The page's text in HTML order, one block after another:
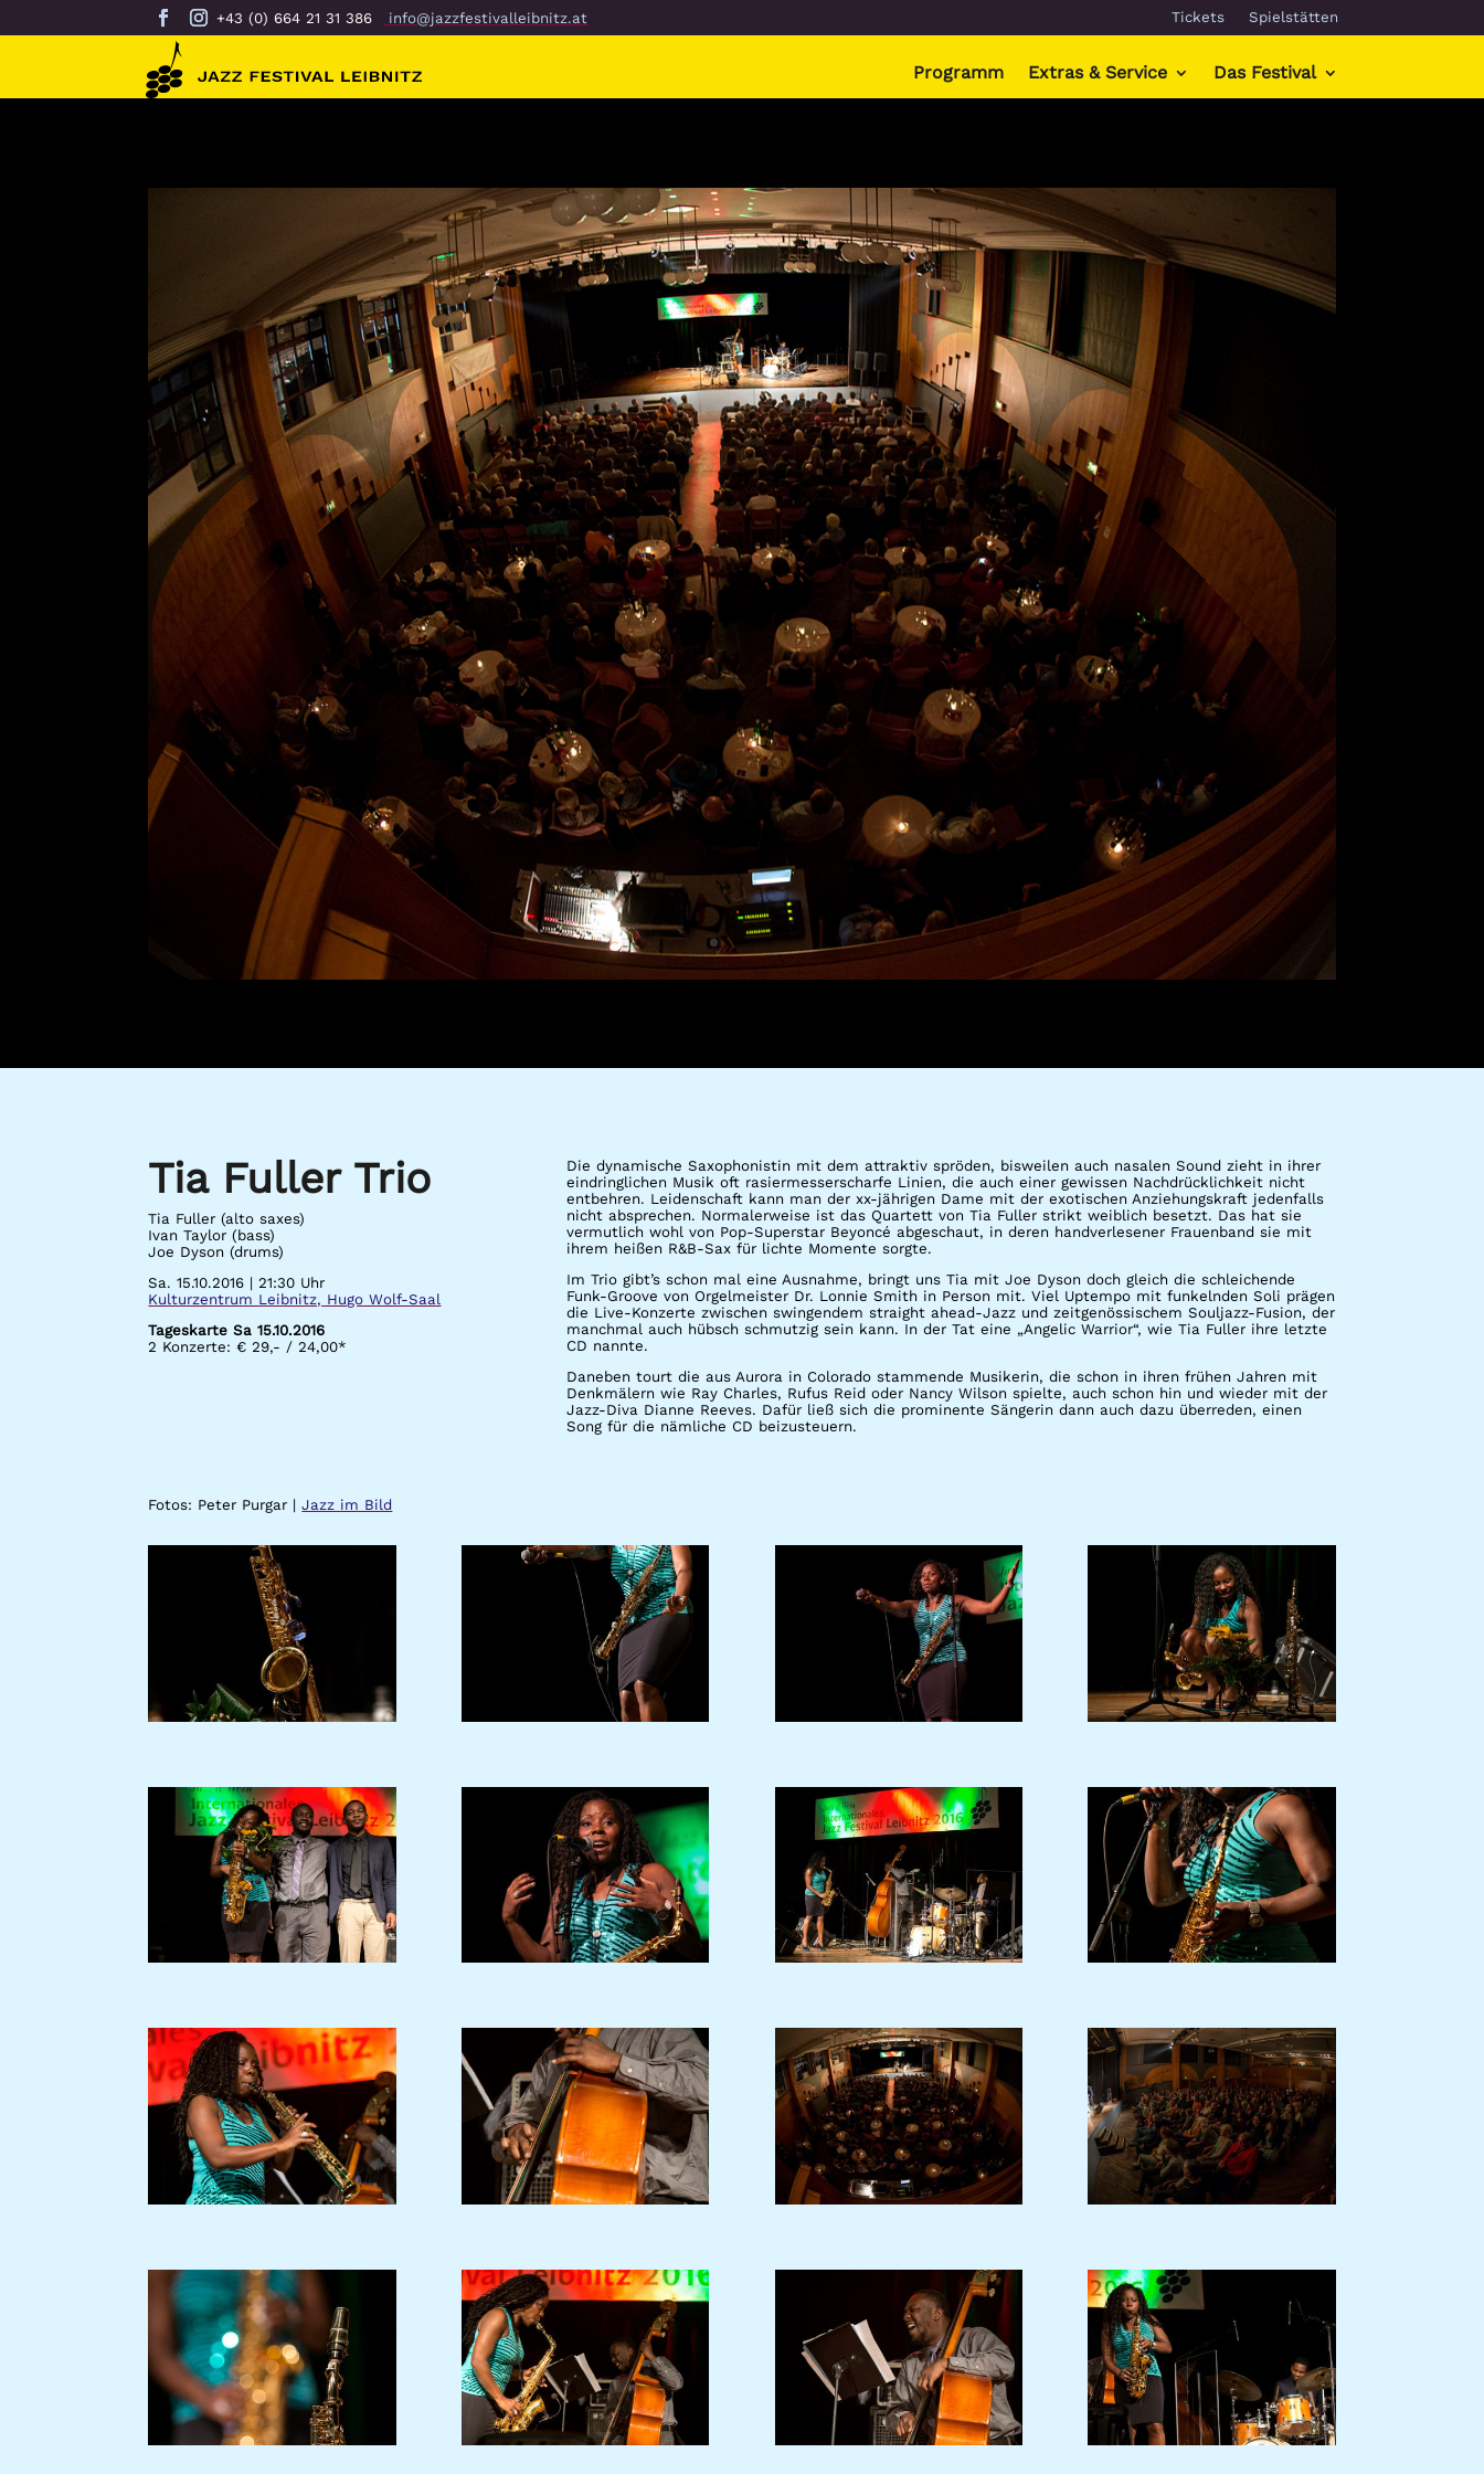
+43 (0) 664 21 31 386 info@jazzfestivalleibnitz.at Tickets Spielstätten
Programm Extras & Service Das Festival
Tia Fuller Trio
Tia Fuller (alto saxes)
Ivan Taylor (bass)
Joe Dyson (drums)
Sa. 15.10.2016 | 21:30 Uhr
Kulturzentrum Leibnitz, Hugo Wolf-Saal
Tageskarte Sa 15.10.2016
2 Konzerte: € 29,- / 24,00*
Die dynamische Saxophonistin mit dem attraktiv spröden, bisweilen auch nasalen Sound zieht in ihrer
eindringlichen Musik oft rasiermesserscharfe Linien, die auch einer gewissen Nachdrücklichkeit nicht
entbehren. Leidenschaft kann man der xx-jährigen Dame mit der exotischen Anziehungskraft jedenfalls
nicht absprechen. Normalerweise ist das Quartett von Tia Fuller strikt weiblich besetzt. Das hat sie
vermutlich wohl von Pop-Superstar Beyoncé abgeschaut, in deren handverlesener Frauenband sie mit
ihrem heißen R&B-Sax für lichte Momente sorgte.
Im Trio gibt’s schon mal eine Ausnahme, bringt uns Tia mit Joe Dyson doch gleich die schleichende
Funk-Groove von Orgelmeister Dr. Lonnie Smith in Person mit. Viel Uptempo mit funkelnden Soli prägen
die Live-Konzerte zwischen swingendem straight ahead-Jazz und zeitgenössischem Souljazz-Fusion, der
manchmal auch hübsch schmutzig sein kann. In der Tat eine „Angelic Warrior“, wie Tia Fuller ihre letzte
CD nannte.
Daneben tourt die aus Aurora in Colorado stammende Musikerin, die schon in ihren frühen Jahren mit
Denkmälern wie Ray Charles, Rufus Reid oder Nancy Wilson spielte, auch schon hin und wieder mit der
Jazz-Diva Dianne Reeves. Dafür ließ sich die prominente Sängerin dann auch dazu überreden, einen
Song für die nämliche CD beizusteuern.
Fotos: Peter Purgar |Jazz im Bild